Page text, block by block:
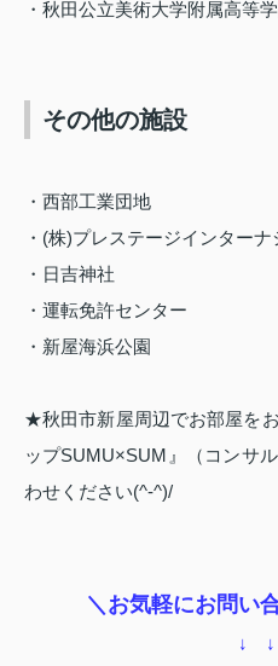
・秋田公立美術大学附属高等
その他の施設
・西部工業団地
・ (株)プレステージインターナ
・日吉神社
・運転免許センター
・新屋海浜公園
★秋田市新屋周辺でお部屋を
ップSUMU×SUM』（コンサ
わせください(^-^)/
＼お気軽にお問い
↓